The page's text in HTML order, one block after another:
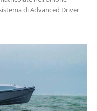
di Advanced Driver